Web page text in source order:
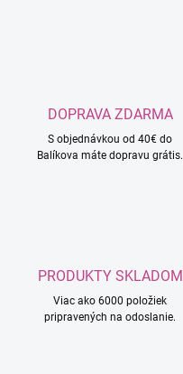
DOPRAVA ZDARMA
S objednávkou od 40€ do
Balíkova máte dopravu grátis.
PRODUKTY SKLADOM
Viac ako 6000 položiek
pripravených na odoslanie.